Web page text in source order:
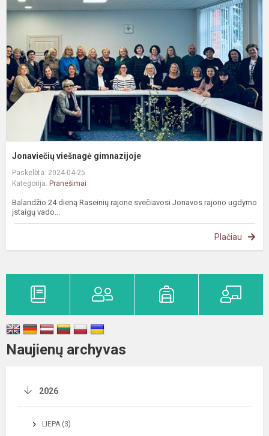
Jonaviečių viešnagė gimnazijoje
Paskelbta: 2024-04-25
Kategorija: Pranešimai
Balandžio 24 dieną Raseinių rajone svečiavosi Jonavos rajono ugdymo
įstaigų vado...
Plačiau
Naujienų archyvas
2026
LIEPA (3)